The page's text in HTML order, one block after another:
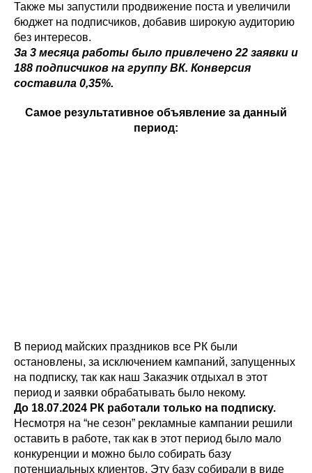
Также мы запустили продвижение поста и увеличили
бюджет на подписчиков, добавив широкую аудиторию
без интересов.
За 3 месяца работы было привлечено 22 заявки и
188 подписчиков на группу ВК. Конверсия
составила 0,35%.
Самое результативное объявление за данный
период:
В период майских праздников все РК были
остановлены, за исключением кампаний, запущенных
на подписку, так как наш Заказчик отдыхал в этот
период и заявки обрабатывать было некому.
До 18.07.2024 РК работали только на подписку.
Несмотря на “не сезон” рекламные кампании решили
оставить в работе, так как в этот период было мало
конкуренции и можно было собирать базу
потенциальных клиентов. Эту базу собирали в виде